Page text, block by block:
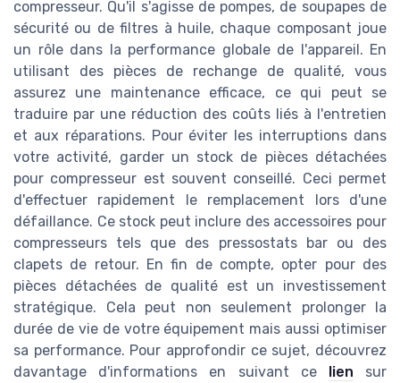
compresseur. Qu'il s'agisse de pompes, de soupapes de
sécurité ou de filtres à huile, chaque composant joue
un rôle dans la performance globale de l'appareil. En
utilisant des pièces de rechange de qualité, vous
assurez une maintenance efficace, ce qui peut se
traduire par une réduction des coûts liés à l'entretien
et aux réparations. Pour éviter les interruptions dans
votre activité, garder un stock de pièces détachées
pour compresseur est souvent conseillé. Ceci permet
d'effectuer rapidement le remplacement lors d'une
défaillance. Ce stock peut inclure des accessoires pour
compresseurs tels que des pressostats bar ou des
clapets de retour. En fin de compte, opter pour des
pièces détachées de qualité est un investissement
stratégique. Cela peut non seulement prolonger la
durée de vie de votre équipement mais aussi optimiser
sa performance. Pour approfondir ce sujet, découvrez
davantage d'informations en suivant ce lien sur